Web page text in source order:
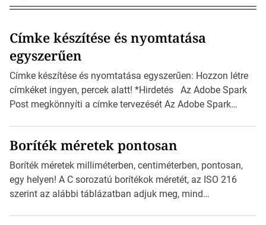
Címke készítése és nyomtatása
egyszerűen
Címke készítése és nyomtatása egyszerűen: Hozzon létre
címkéket ingyen, percek alatt! *Hirdetés Az Adobe Spark
Post megkönnyíti a címke tervezését Az Adobe Spark
igazán foroghatnak a kreatív fogaskerekek, miközben
zajlik a saját címke készítése. Hogyan készítsünk címkét?
Válasszon méretet és alakot: Válassza ki a kívánt címke
méretét. Akár néhány […]
Boríték méretek pontosan
Boríték méretek milliméterben, centiméterben, pontosan,
egy helyen! A C sorozatú borítékok méretét, az ISO 216
szerint az alábbi táblázatban adjuk meg, mind